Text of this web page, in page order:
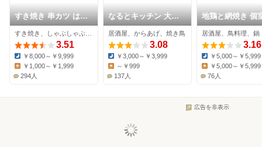
すき焼き 串カツ はる
な 本町店
3.51
Dinner:
￥8,000～￥9,999
￥1,000～￥1,999
294人
なるとキッチン 大阪
本町店
居酒屋、からあげ、焼き鳥
3.08
Dinner:
￥3,000～￥3,999
～￥999
137人
地鶏と網焼き 個
酒屋 鶏匠 大阪本
居酒屋、鳥料理、鍋
3.16
Dinner:
￥5,000～￥5,999
Lunch:
￥5,000～￥5,999
76人
広告を非表示